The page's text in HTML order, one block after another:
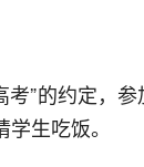
”的约定，
生吃饭。